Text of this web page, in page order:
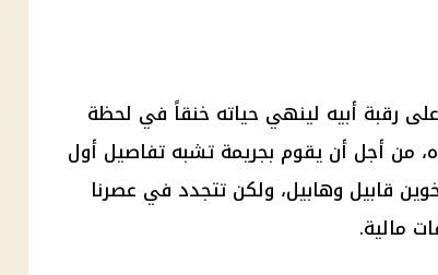
رقبة أبيه لينهي حياته خنقاً في لحظة
من أجل أن يقوم بجريمة تشبه تفاصيل أول
قابيل وهابيل، ولكن تتجدد في عصرنا
مالية.